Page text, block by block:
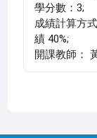
學分數：3;
成績計算方
績 40%;
開課教師：